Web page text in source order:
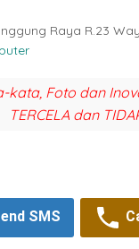
Raya R.23
kata, Foto dan
TERCELA dan
SMS